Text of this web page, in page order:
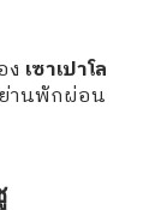
ง เซาเปาโล
านพักผ่อน